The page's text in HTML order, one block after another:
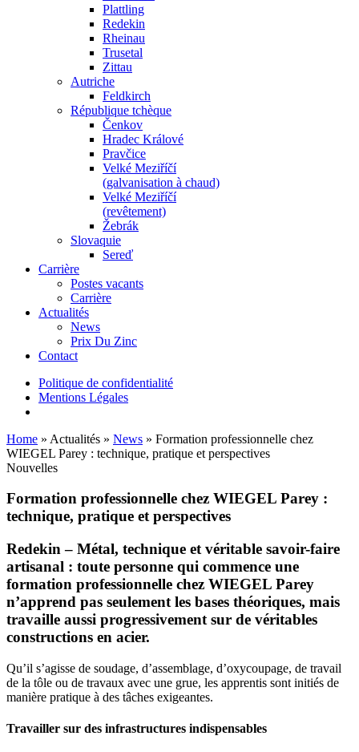
Plattling
Redekin
Rheinau
Trusetal
Zittau
Autriche
Feldkirch
République tchèque
Čenkov
Hradec Králové
Pravčice
Velké Meziříčí
(galvanisation à chaud)
Velké Meziříčí
(revêtement)
Žebrák
Slovaquie
Sereď
Carrière
Postes vacants
Carrière
Actualités
News
Prix Du Zinc
Contact
Politique de confidentialité
Mentions Légales
Home » Actualités » News » Formation professionnelle chez
WIEGEL Parey : technique, pratique et perspectives
Nouvelles
Formation professionnelle chez WIEGEL Parey :
technique, pratique et perspectives
Redekin – Métal, technique et véritable savoir-faire
artisanal : toute personne qui commence une
formation professionnelle chez WIEGEL Parey
n’apprend pas seulement les bases théoriques, mais
travaille aussi progressivement sur de véritables
constructions en acier.
Qu’il s’agisse de soudage, d’assemblage, d’oxycoupage, de travail
de la tôle ou de travaux avec une grue, les apprentis sont initiés de
manière pratique à des tâches exigeantes.
Travailler sur des infrastructures indispensables